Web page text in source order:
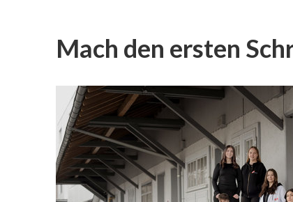
Mach den ersten